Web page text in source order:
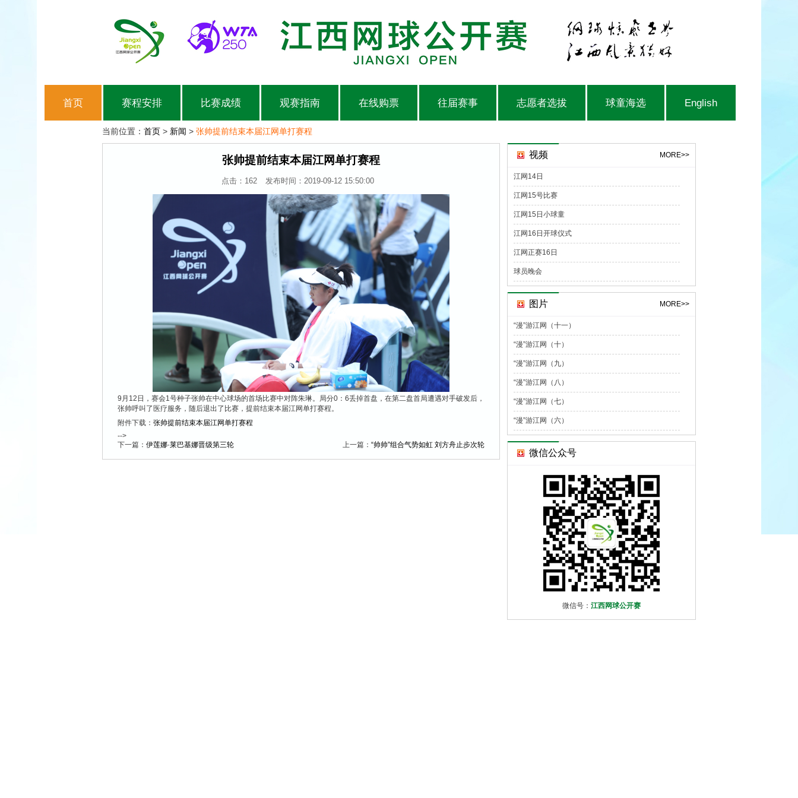
首页 赛程安排 比赛成绩 观赛指南 在线购票 往届赛事 志愿者选拔 球童海选 English
当前位置： 首页 > 新闻 > 张帅提前结束本届江网单打赛程
张帅提前结束本届江网单打赛程
点击： 162 发布时间：2019-09-12 15:50:00
9月12日，赛会1号种子张帅在中心球场的首场比赛中对阵朱琳。局分0：6丢掉首盘，在第二盘首局遭遇对手破发后，
张帅呼叫了医疗服务，随后退出了比赛，提前结束本届江网单打赛程。
附件下载： 张帅提前结束本届江网单打赛程
-->
上一篇： “帅帅”组合气势如虹 刘方舟止步次轮
下一篇： 伊莲娜·莱巴基娜晋级第三轮
视频 MORE>>
江网14日
江网15号比赛
江网15日小球童
江网16日开球仪式
江网正赛16日
球员晚会
图片 MORE>>
“漫”游江网（十一）
“漫”游江网（十）
“漫”游江网（九）
“漫”游江网（八）
“漫”游江网（七）
“漫”游江网（六）
微信公众号
微信号： 江西网球公开赛